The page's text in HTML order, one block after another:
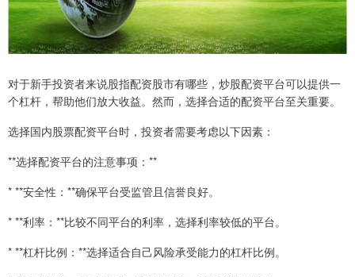
对于新手投资者来说股指配资股市有哪些，炒股配资平台可以提供一
个杠杆，帮助他们放大收益。然而，选择合适的配资平台至关重要。
选择国内股票配资平台时，投资者需要考虑以下因素：
**选择配资平台的注意事项：**
* **安全性：**确保平台受监管且信誉良好。
* **利率：**比较不同平台的利率，选择利率较低的平台。
* **杠杆比例：**选择适合自己风险承受能力的杠杆比例。